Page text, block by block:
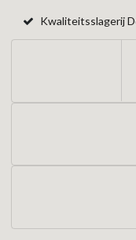
Kwaliteitsslagerij